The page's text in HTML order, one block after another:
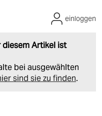
diesem Artikel ist
bei ausgewählten
sind sie zu finden.
einloggen